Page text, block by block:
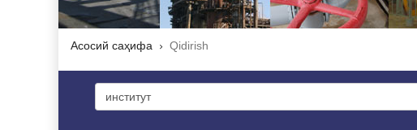
Асосий саҳифа Qidirish